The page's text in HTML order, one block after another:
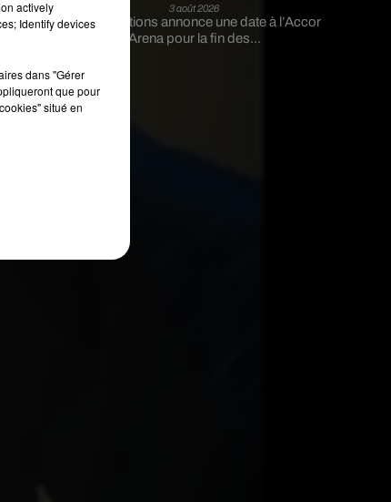
3 août 2026
Lena Situations annonce une date à l’Accor
Arena pour la fin des...
actively
Identify devices
dans "Gérer
que pour
situé en